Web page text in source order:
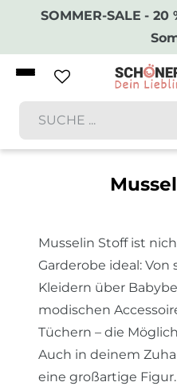
SOMMER-SALE - 20
Musselin Stoff ist
Garderobe ideal:
Kleidern über
modischen
Tüchern – die
Auch in deinem
eine großartige